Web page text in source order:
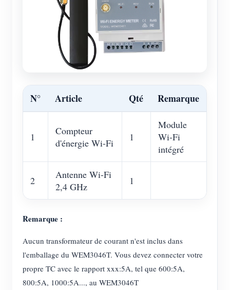
N° Article Qté Remarque
1
Compteur
d'énergie Wi-Fi
1
Module
Wi-Fi
intégré
2
Antenne Wi-Fi
2,4 GHz
1
Remarque :
Aucun transformateur de courant n'est inclus dans
l'emballage du WEM3046T. Vous devez connecter votre
propre TC avec le rapport xxx:5A, tel que 600:5A,
800:5A, 1000:5A..., au WEM3046T